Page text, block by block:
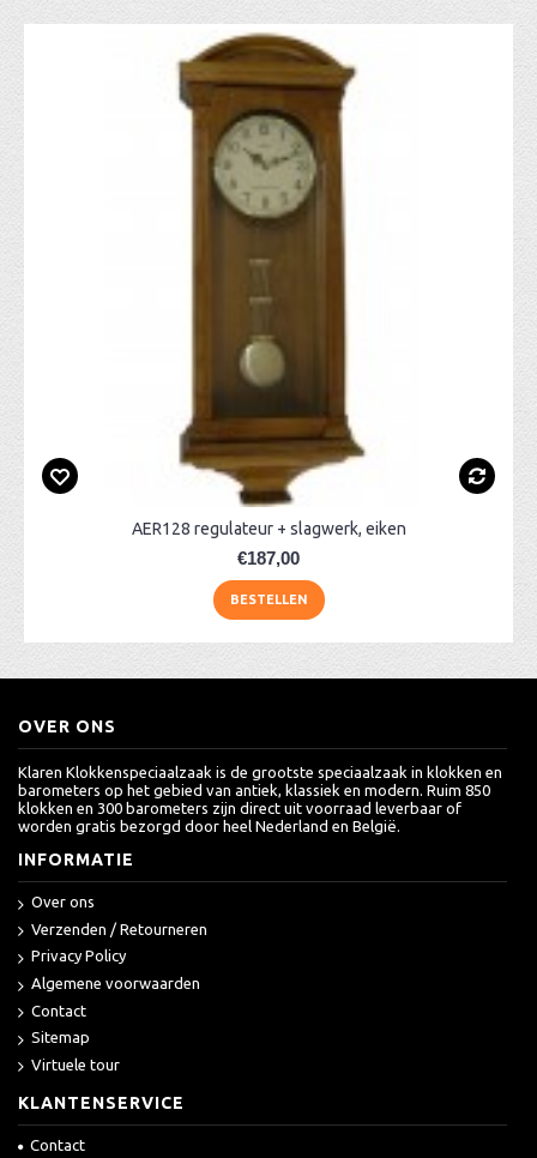
AER128 regulateur + slagwerk, eiken
€187,00
BESTELLEN
OVER ONS
Klaren Klokkenspeciaalzaak is de grootste speciaalzaak in klokken en
barometers op het gebied van antiek, klassiek en modern. Ruim 850
klokken en 300 barometers zijn direct uit voorraad leverbaar of
worden gratis bezorgd door heel Nederland en België.
INFORMATIE
Over ons
Verzenden / Retourneren
Privacy Policy
Algemene voorwaarden
Contact
Sitemap
Virtuele tour
KLANTENSERVICE
Contact